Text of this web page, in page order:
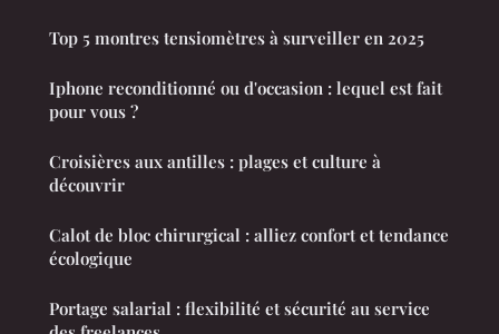
Top 5 montres tensiomètres à surveiller en 2025
Iphone reconditionné ou d'occasion : lequel est fait
pour vous ?
Croisières aux antilles : plages et culture à
découvrir
Calot de bloc chirurgical : alliez confort et tendance
écologique
Portage salarial : flexibilité et sécurité au service